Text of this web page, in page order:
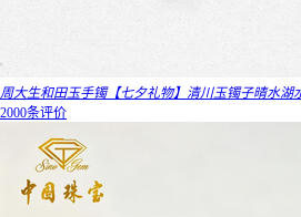
周大生和田玉手镯【七夕礼物】清川玉镯子晴水湖
2000条评价